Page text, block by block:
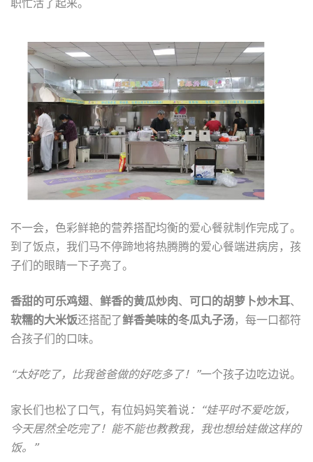
职忙活了起来。
不一会，色彩鲜艳的营养搭配均衡的爱心餐就制作完成了。
到了饭点，我们马不停蹄地将热腾腾的爱心餐端进病房，孩
子们的眼睛一下子亮了。
香甜的可乐鸡翅、 鲜香的黄瓜炒肉、 可口的胡萝卜炒木耳、
软糯的大米饭还搭配了鲜香美味的冬瓜丸子汤，每一口都符
合孩子们的口味。
“太好吃了，比我爸爸做的好吃多了！”一个孩子边吃边说。
家长们也松了口气，有位妈妈笑着说：“娃平时不爱吃饭，
今天居然全吃完了！能不能也教教我，我也想给娃做这样的
饭。”